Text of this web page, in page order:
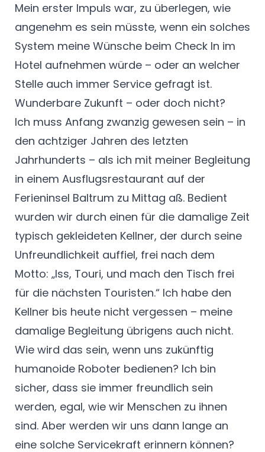
Mein erster Impuls war, zu überlegen, wie
angenehm es sein müsste, wenn ein solches
System meine Wünsche beim Check In im
Hotel aufnehmen würde – oder an welcher
Stelle auch immer Service gefragt ist.
Wunderbare Zukunft – oder doch nicht?
Ich muss Anfang zwanzig gewesen sein – in
den achtziger Jahren des letzten
Jahrhunderts – als ich mit meiner Begleitung
in einem Ausflugsrestaurant auf der
Ferieninsel Baltrum zu Mittag aß. Bedient
wurden wir durch einen für die damalige Zeit
typisch gekleideten Kellner, der durch seine
Unfreundlichkeit auffiel, frei nach dem
Motto: „Iss, Touri, und mach den Tisch frei
für die nächsten Touristen.“ Ich habe den
Kellner bis heute nicht vergessen – meine
damalige Begleitung übrigens auch nicht.
Wie wird das sein, wenn uns zukünftig
humanoide Roboter bedienen? Ich bin
sicher, dass sie immer freundlich sein
werden, egal, wie wir Menschen zu ihnen
sind. Aber werden wir uns dann lange an
eine solche Servicekraft erinnern können?